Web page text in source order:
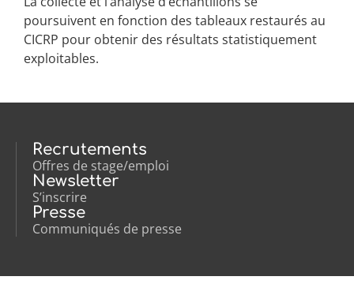
poursuivent en fonction des tableaux restaurés au
CICRP pour obtenir des résultats statistiquement
exploitables.
Recrutements
Offres de stage/emploi
Newsletter
S’inscrire
Presse
Communiqués de presse